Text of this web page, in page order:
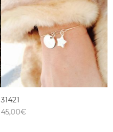
31421
45,00€